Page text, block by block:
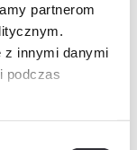
partnerom
z innymi danymi
podczas
PDF